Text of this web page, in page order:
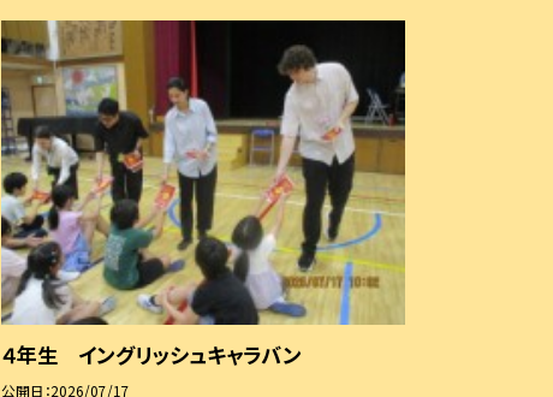
４年生 イングリッシュキャラバン
公開日 2026/07/17